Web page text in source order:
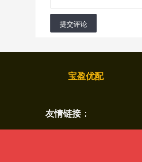
提交评论
宝盈优配
友情链接：